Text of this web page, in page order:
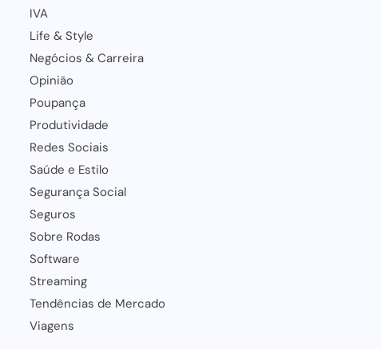
IVA
Life & Style
Negócios & Carreira
Opinião
Poupança
Produtividade
Redes Sociais
Saúde e Estilo
Segurança Social
Seguros
Sobre Rodas
Software
Streaming
Tendências de Mercado
Viagens